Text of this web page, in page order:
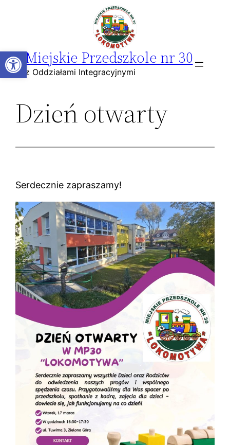
Open toolbar
Miejskie Przedszkole nr 30
z Oddziałami Integracyjnymi
Dzień otwarty
Serdecznie zapraszamy!